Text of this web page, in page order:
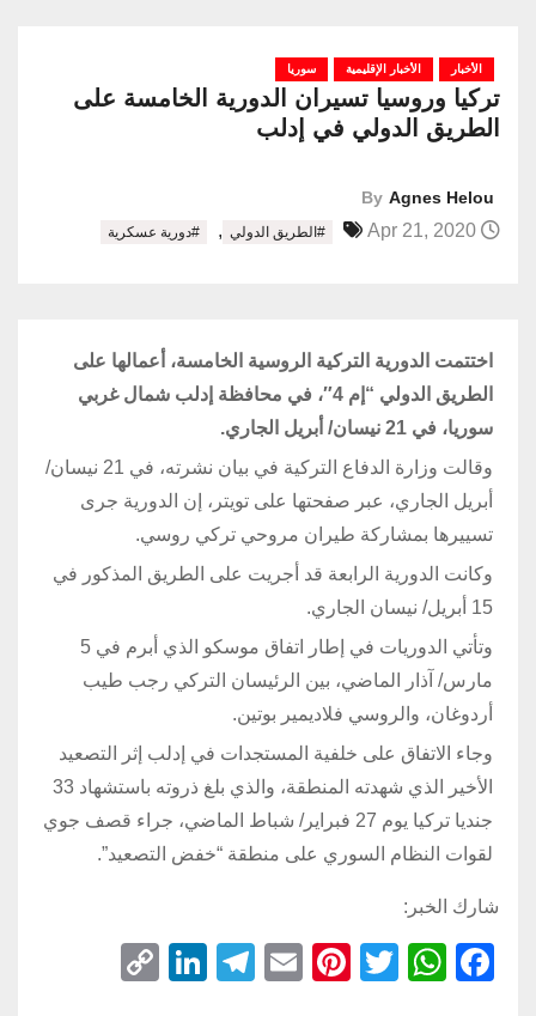
الأخبار الأخبار الإقليمية سوريا
تركيا وروسيا تسيران الدورية الخامسة على
الطريق الدولي في إدلب
By Agnes Helou
#الطريق الدولي , #دورية عسكرية
اختتمت الدورية التركية الروسية الخامسة، أعمالها على
الطريق الدولي “إم 4″، في محافظة إدلب شمال غربي
سوريا، في 21 نيسان/ أبريل الجاري.
وقالت وزارة الدفاع التركية في بيان نشرته، في 21 نيسان/
أبريل الجاري، عبر صفحتها على تويتر، إن الدورية جرى
تسييرها بمشاركة طيران مروحي تركي روسي.
وكانت الدورية الرابعة قد أجريت على الطريق المذكور في
15 أبريل/ نيسان الجاري.
وتأتي الدوريات في إطار اتفاق موسكو الذي أبرم في 5
مارس/ آذار الماضي، بين الرئيسان التركي رجب طيب
أردوغان، والروسي فلاديمير بوتين.
وجاء الاتفاق على خلفية المستجدات في إدلب إثر التصعيد
الأخير الذي شهدته المنطقة، والذي بلغ ذروته باستشهاد 33
جنديا تركيا يوم 27 فبراير/ شباط الماضي، جراء قصف جوي
لقوات النظام السوري على منطقة “خفض التصعيد”.
شارك الخبر:
F
W
T
Pi
E
T
Li